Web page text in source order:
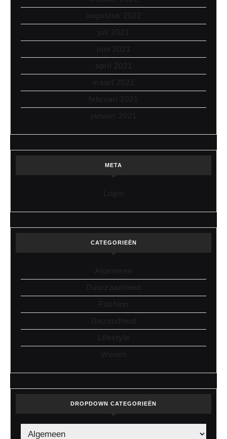
augustus 2022
juli 2021
juni 2021
april 2021
maart 2021
februari 2021
januari 2021
META
Login
CATEGORIEËN
Algemeen
Duurzaamheid
Fashion
Gezondheid
Lifestyle
Wonen
DROPDOWN CATEGORIEËN